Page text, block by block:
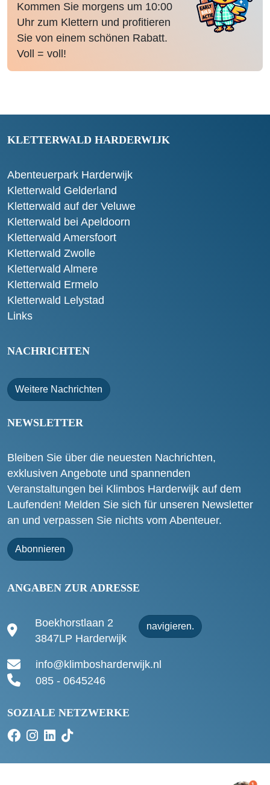
Kommen Sie morgens um 10:00
Uhr zum Klettern und profitieren
Sie von einem schönen Rabatt.
Voll = voll!
KLETTERWALD HARDERWIJK
Abenteuerpark Harderwijk
Kletterwald Gelderland
Kletterwald auf der Veluwe
Kletterwald bei Apeldoorn
Kletterwald Amersfoort
Kletterwald Zwolle
Kletterwald Almere
Kletterwald Ermelo
Kletterwald Lelystad
Links
NACHRICHTEN
Weitere Nachrichten
NEWSLETTER
Bleiben Sie über die neuesten Nachrichten,
exklusiven Angebote und spannenden
Veranstaltungen bei Klimbos Harderwijk auf dem
Laufenden! Melden Sie sich für unseren Newsletter
an und verpassen Sie nichts vom Abenteuer.
Abonnieren
ANGABEN ZUR ADRESSE
Boekhorstlaan 2
3847LP Harderwijk
navigieren.
info@klimbosharderwijk.nl
085 - 0645246
SOZIALE NETZWERKE